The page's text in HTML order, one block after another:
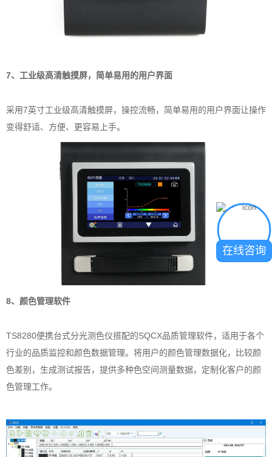
7、工业级高清触摸屏，简单易用的用户界面
采用7英寸工业级高清触摸屏，操控流畅，简单易用的用户界面让操作
变得舒适、方便、更容易上手。
8、颜色管理软件
TS8280便携台式分光测色仪搭配的SQCX品质管理软件，适用于各个
行业的品质监控和颜色数据管理。将用户的颜色管理数据化，比较颜
色差别，生成测试报告，提供多种色空间测量数据，定制化客户的颜
色管理工作。
在线咨询